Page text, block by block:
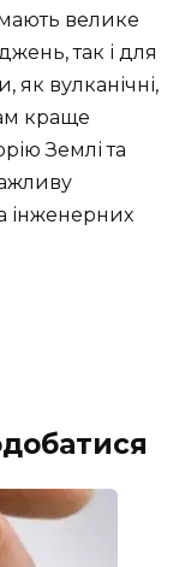
велике
так і для
як вулканічні,
краще
Землі та
інженерних